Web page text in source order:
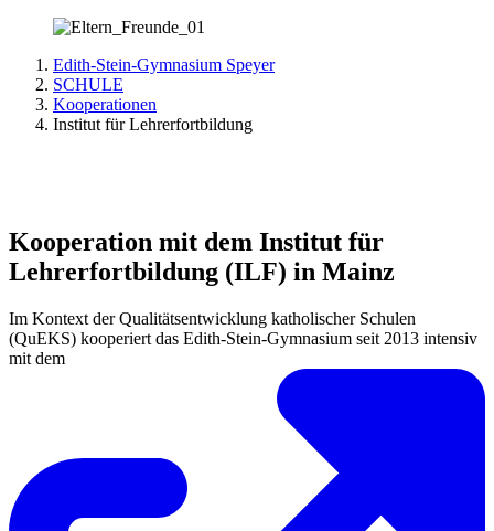
Edith-Stein-Gymnasium Speyer
SCHULE
Kooperationen
Institut für Lehrerfortbildung
Kooperation mit dem Institut für
Lehrerfortbildung (ILF) in Mainz
Im Kontext der Qualitätsentwicklung katholischer Schulen
(QuEKS) kooperiert das Edith-Stein-Gymnasium seit 2013 intensiv
mit dem